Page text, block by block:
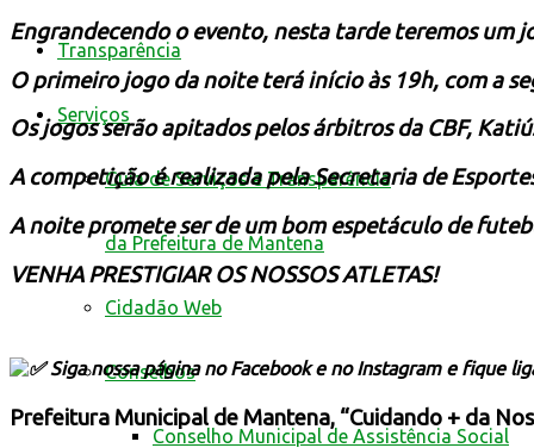
Transparência
Serviços
Guia de Serviços e Transparência
da Prefeitura de Mantena
Cidadão Web
Conselhos
Conselho Municipal de Assistência Social
Engrandecendo o evento, nesta tarde teremos um
O primeiro jogo da noite terá início às 19h, com a
Os jogos serão apitados pelos árbitros da CBF,
A competição é realizada pela Secretaria de
A noite promete ser de um bom espetáculo de
VENHA PRESTIGIAR OS NOSSOS ATLETAS!
Siga nossa página no Facebook e no Instagram e fique
Prefeitura Municipal de Mantena, “Cuidando + da